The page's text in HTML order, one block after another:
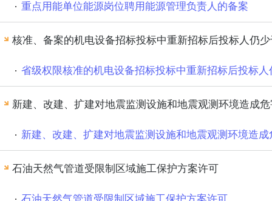
重点用能单位能源岗位聘用能源管理负责人的备案
核准、备案的机电设备招标投标中重新招标后投标人仍
新建、改建、扩建对地震监测设施和地震观测环境造成
新建、改建、扩建对地震监测设施和地震观测环境造
石油天然气管道受限制区域施工保护方案许可